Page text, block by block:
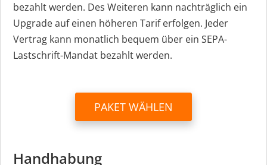
bezahlt werden. Des Weiteren kann nachträglich ein
Upgrade auf einen höheren Tarif erfolgen. Jeder
Vertrag kann monatlich bequem über ein SEPA-
Lastschrift-Mandat bezahlt werden.
PAKET WÄHLEN
Handhabung